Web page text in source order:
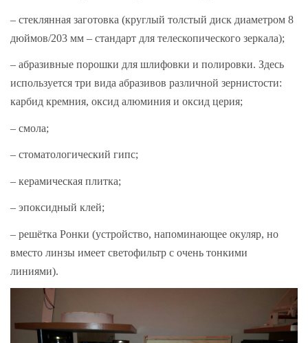
– стеклянная заготовка (круглый толстый диск диаметром 8
дюймов/203 мм – стандарт для телескопического зеркала);
– абразивные порошки для шлифовки и полировки. Здесь
используется три вида абразивов различной зернистости:
карбид кремния, оксид алюминия и оксид церия;
– смола;
– стоматологический гипс;
– керамическая плитка;
– эпоксидный клей;
– решётка Ронки (устройство, напоминающее окуляр, но
вместо линзы имеет светофильтр с очень тонкими
линиями).